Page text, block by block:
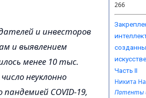
и инвесторов
и выявлением
менее 10 тыс.
неуклонно
COVID-19,
266
Часть II
Никита
Патенты